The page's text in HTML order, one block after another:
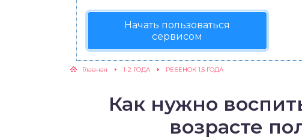
Начать пользоваться
сервисом
Главная 1-2 ГОДА РЕБЕНОК 1,5 ГОДА
Как нужно
возрасте